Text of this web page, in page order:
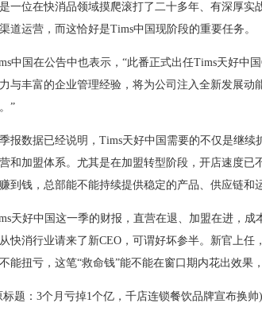
一位在快消品领域摸爬滚打了二十多年、有深厚实
道运营，而这恰好是Tims中国现阶段的重要任务。
中国在公告中也表示，“此番正式出任Tims天好中
与丰富的企业管理经验，将为公司注入全新发展动
”
报数据已经说明，Tims天好中国需要的不仅是继续
和加盟体系。尤其是在加盟转型阶段，开店速度
到钱，总部能不能持续提供稳定的产品、供应链和
天好中国这一季的财报，直营在退、加盟在进，成
快消行业请来了新CEO，可谓好坏参半。新官上
能扭亏，这笔“救命钱”能不能在窗口期内花出效果
标题：3个月亏掉1个亿，千店连锁餐饮品牌宣布换帅)